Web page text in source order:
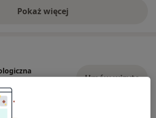
Pokaż więcejo doświadczeniu
Umów wizytę